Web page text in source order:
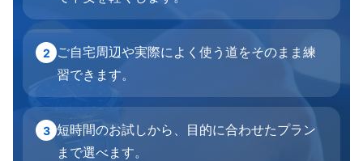
2
ご自宅周辺や実際によく使う道をそのまま練
習できます。
3 短時間のお試しから、目的に合わせたプラン
まで選べます。